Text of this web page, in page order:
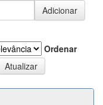
Ordenar